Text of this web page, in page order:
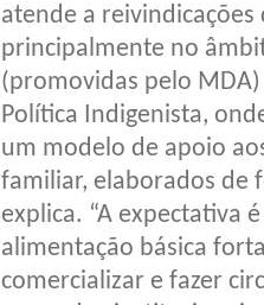
atende a
principalmente no
(promovidas pelo
Política Indigenista,
um modelo de apoio
familiar, elaborados de
explica. “A expectativa
alimentação básica
comercializar e fazer